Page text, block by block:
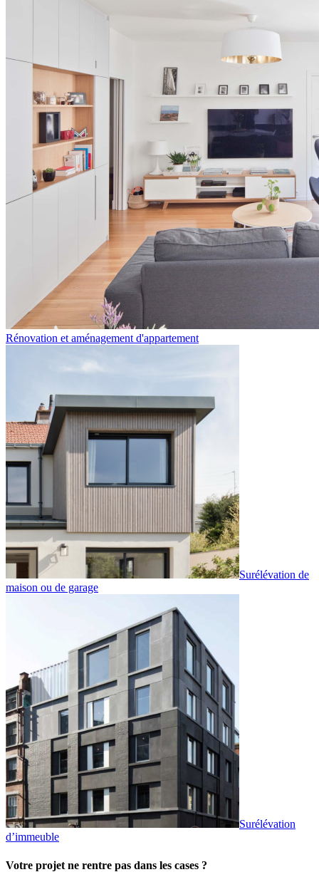
Rénovation et aménagement d'appartement
Surélévation de
maison ou de garage
Surélévation
d’immeuble
Votre projet ne rentre pas dans les cases ?